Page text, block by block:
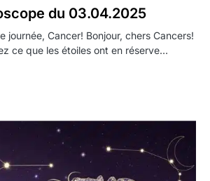
du 03.04.2025
journée, Cancer! Bonjour, chers Cancers!
ce que les étoiles ont en réserve…